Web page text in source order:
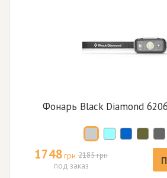
Фонарь Black Diamond
1748грн 2185 грн
под заказ